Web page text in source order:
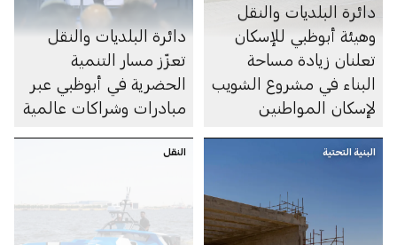
دائرة البلديات والنقل
وهيئة أبوظبي للإسكان
تعلنان زيادة مساحة
البناء في مشروع الشويب
لإسكان المواطنين
دائرة البلديات والنقل
تعزّز مسار التنمية
الحضرية في أبوظبي عبر
مبادرات وشراكات عالمية
البنية التحتية النقل